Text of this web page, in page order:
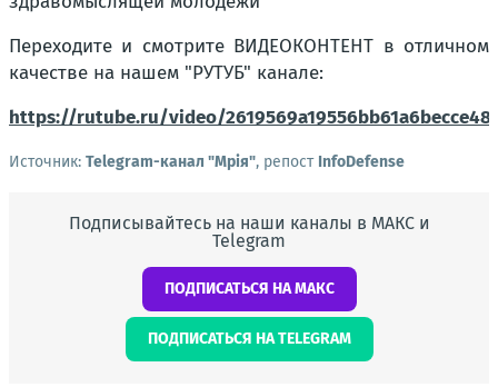
Переходите и смотрите ВИДЕОКОНТЕНТ в отличном
качестве на нашем "РУТУБ" канале:
https://rutube.ru/video/
Источник: Telegram-канал "Мрія", репост InfoDefense
Подписывайтесь на наши каналы в МАКС и
Telegram
ПОДПИСАТЬСЯ НА МАКС
ПОДПИСАТЬСЯ НА TELEGRAM